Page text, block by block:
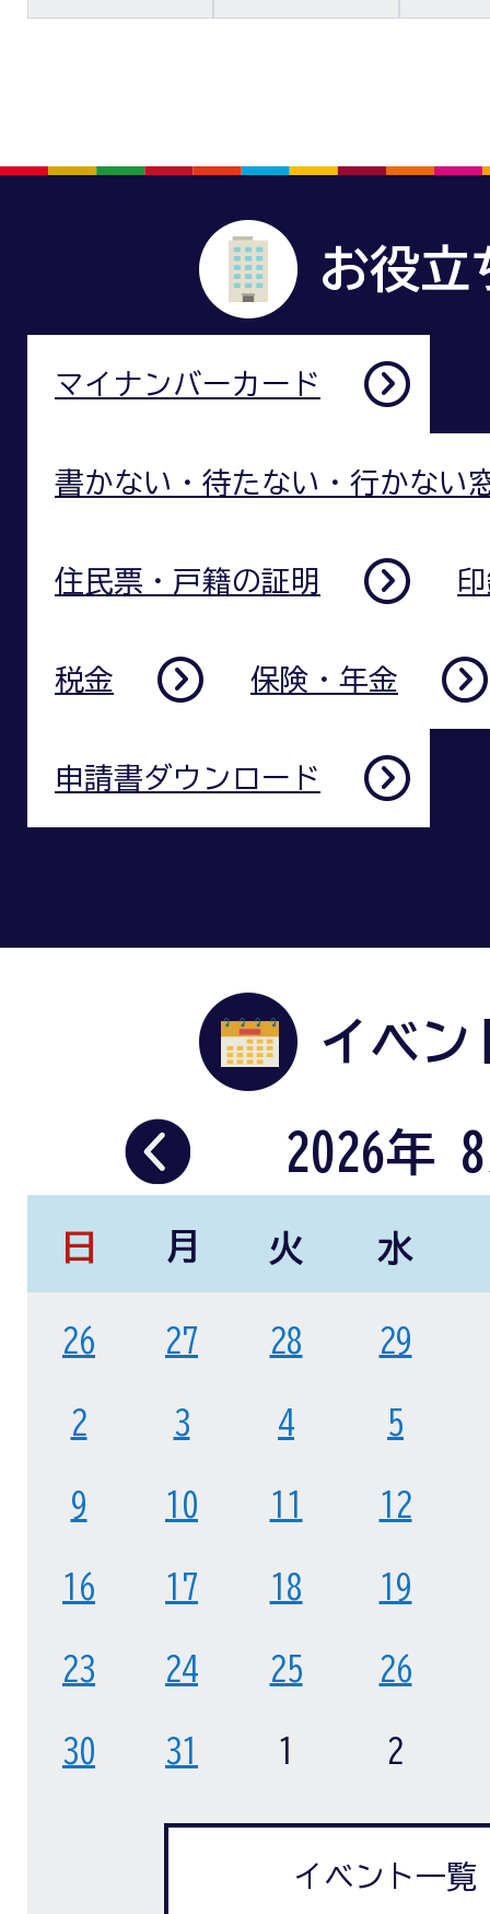
お役立
マイナンバーカード
書かない・待たない・行かない
住民票・戸籍の証明
税金 保険・年金
申請書ダウンロード
イベン
2026年 8
日
曜
日
月
曜
日
火
曜
日
水
曜
日
26 27 28 29
2 3 4 5
9 10 11 12
16 17 18 19
23 24 25 26
30 31 1 2
イベント一覧